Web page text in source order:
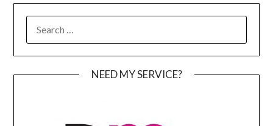
FOR:
NEED MY SERVICE?